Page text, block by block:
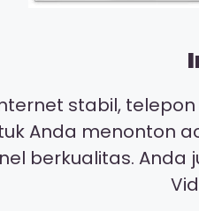
stabil,
Anda menonton
berkualitas.